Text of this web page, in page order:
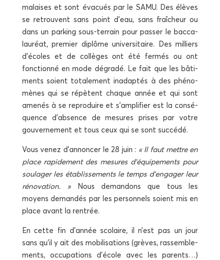
malaises et sont éva­cués par le SAMU. Des élèves
se retrouvent sans point d’eau, sans fraî­cheur ou
dans un par­king sous-ter­rain pour pas­ser le bac­ca­
lau­réat, pre­mier diplôme uni­ver­si­taire. Des mil­liers
d’écoles et de col­lèges ont été fer­més ou ont
fonc­tion­né en mode dégra­dé. Le fait que les bâti­
ments soient tota­le­ment inadap­tés à des phé­no­
mènes qui se répètent chaque année et qui sont
ame­nés à se repro­duire et s’amplifier est la consé­
quence d’absence de mesures prises par votre
gou­ver­ne­ment et tous ceux qui se sont succédé.
Vous venez d’annoncer le 28 juin : « Il faut mettre en
place rapi­de­ment des mesures d’équipements pour
sou­la­ger les éta­blis­se­ments le temps d’engager leur
réno­va­tion. » Nous deman­dons que tous les
moyens deman­dés par les per­son­nels soient mis en
place avant la rentrée.
En cette fin d’année sco­laire, il n’est pas un jour
sans qu’il y ait des mobi­li­sa­tions (grèves, ras­sem­ble­
ments, occu­pa­tions d’école avec les parents…)